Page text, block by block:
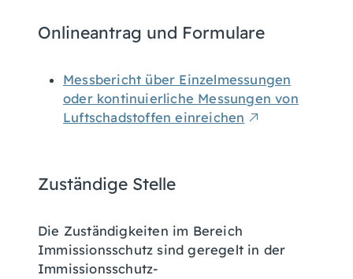
Onlineantrag und Formulare
Messbericht über Einzelmessungen
oder kontinuierliche Messungen von
Luftschadstoffen einreichen
Zuständige Stelle
Die Zuständigkeiten im Bereich
Immissionsschutz sind geregelt in der
Immissionsschutz-